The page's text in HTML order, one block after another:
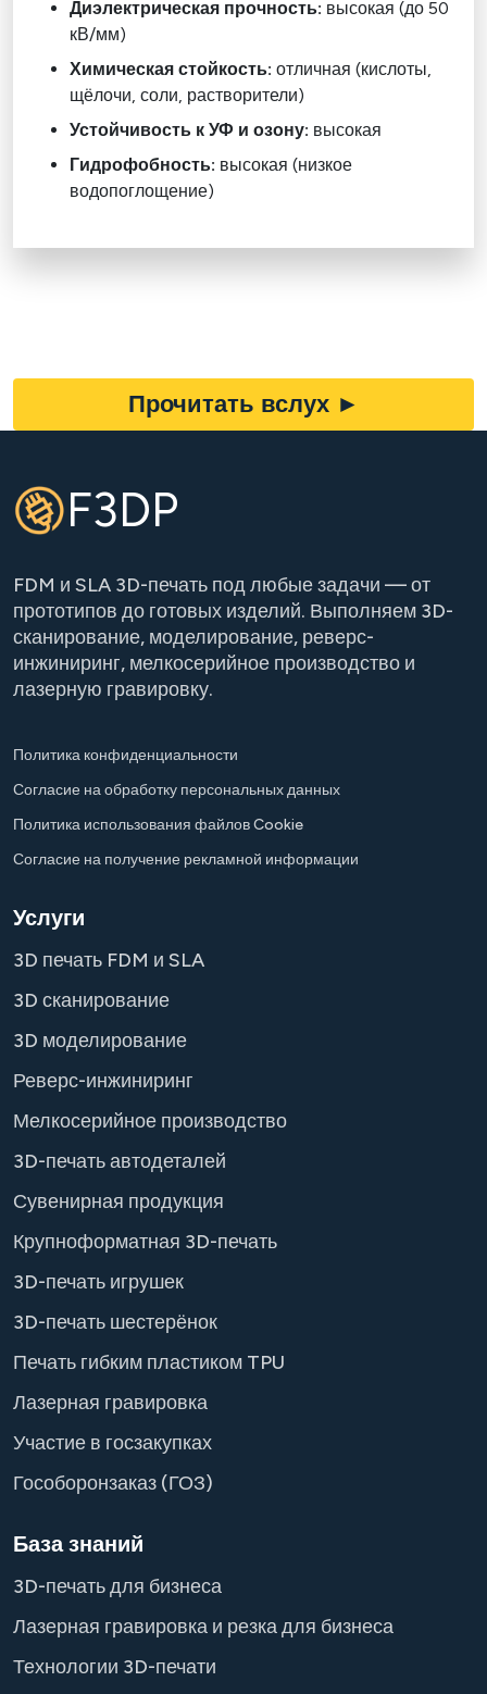
Диэлектрическая прочность: высокая (до 50
кВ/мм)
Химическая стойкость: отличная (кислоты,
щёлочи, соли, растворители)
Устойчивость к УФ и озону: высокая
Гидрофобность: высокая (низкое
водопоглощение)
Прочитать вслух ►
F3DP
FDM и SLA 3D-печать под любые задачи — от
прототипов до готовых изделий. Выполняем 3D-
сканирование, моделирование, реверс-
инжиниринг, мелкосерийное производство и
лазерную гравировку.
Политика конфиденциальности
Согласие на обработку персональных данных
Политика использования файлов Cookie
Согласие на получение рекламной информации
Услуги
3D печать FDM и SLA
3D сканирование
3D моделирование
Реверс-инжиниринг
Мелкосерийное производство
3D-печать автодеталей
Сувенирная продукция
Крупноформатная 3D-печать
3D-печать игрушек
3D-печать шестерёнок
Печать гибким пластиком TPU
Лазерная гравировка
Участие в госзакупках
Гособоронзаказ (ГОЗ)
База знаний
3D-печать для бизнеса
Лазерная гравировка и резка для бизнеса
Технологии 3D-печати